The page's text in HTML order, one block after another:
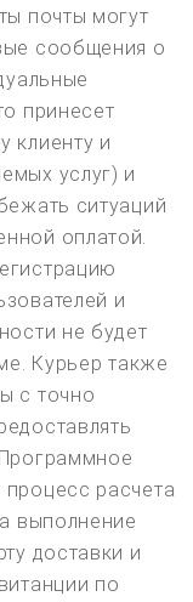
почты могут
сообщения о
принесет
клиенту и
услуг) и
ситуаций
оплатой.
и
не будет
Курьер также
с точно
расчета
выполнение
доставки и
по